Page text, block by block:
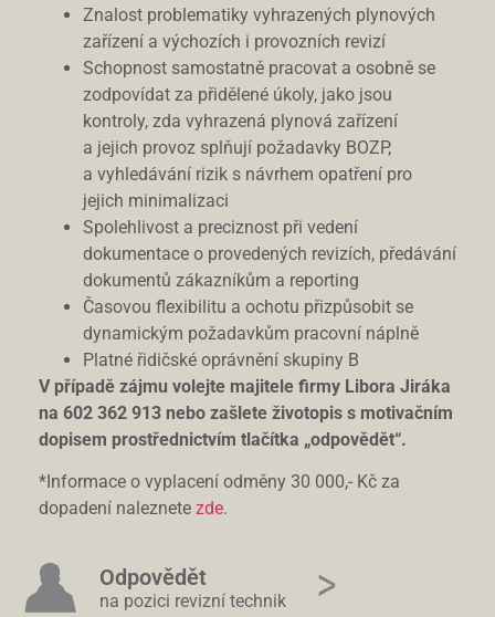
Znalost problematiky vyhrazených plynových
zařízení a výchozích i provozních revizí
Schopnost samostatně pracovat a osobně se
zodpovídat za přidělené úkoly, jako jsou
kontroly, zda vyhrazená plynová zařízení
a jejich provoz splňují požadavky BOZP,
a vyhledávání rizik s návrhem opatření pro
jejich minimalizaci
Spolehlivost a preciznost při vedení
dokumentace o provedených revizích, předávání
dokumentů zákazníkům a reporting
Časovou flexibilitu a ochotu přizpůsobit se
dynamickým požadavkům pracovní náplně
Platné řidičské oprávnění skupiny B
V případě zájmu volejte majitele firmy Libora Jiráka
na 602 362 913 nebo zašlete životopis s motivačním
dopisem prostřednictvím tlačítka „odpovědět“.
*Informace o vyplacení odměny 30 000,- Kč za
dopadení naleznete zde.
Odpovědět
na pozici revizní technik